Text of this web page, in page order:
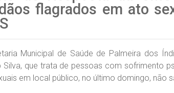
flagrados em ato
Municipal de Saúde de Palmeira dos
Silva, que trata de pessoas com sofrimento
em local público, no último domingo, não